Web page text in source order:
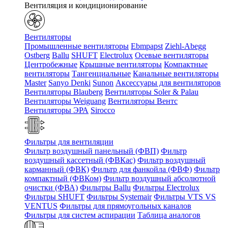
Вентиляция и кондиционирование
Вентиляторы
Промышленные вентиляторы Ebmpapst Ziehl-Abegg
Ostberg Ballu SHUFT Electrolux Осевые вентиляторы
Центробежные Крышные вентиляторы Компактные
вентиляторы Тангенциальные Канальные вентиляторы
Master Sanyo Denki Sunon Аксессуары для вентиляторов
Вентиляторы Blauberg Вентиляторы Soler & Palau
Вентиляторы Weiguang Вентиляторы Вентс
Вентиляторы ЭРА Sirocco
Фильтры для вентиляции
Фильтр воздушный панельный (ФВП) Фильтр
воздушный кассетный (ФВКас) Фильтр воздушный
карманный (ФВК) Фильтр для фанкойла (ФВФ) Фильтр
компактный (ФВКом) Фильтр воздушный абсолютной
очистки (ФВА) Фильтры Ballu Фильтры Electrolux
Фильтры SHUFT Фильтры Systemair Фильтры VTS VS
VENTUS Фильтры для прямоугольных каналов
Фильтры для систем аспирации Таблица аналогов